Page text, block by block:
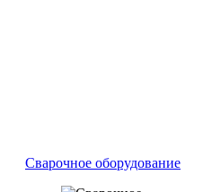
Сварочное оборудование